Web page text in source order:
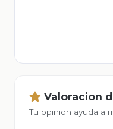
Valoracion
Tu opinion ayuda a